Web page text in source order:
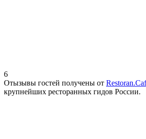
6
Отызывы гостей получены от
крупнейших ресторанных гидов России.